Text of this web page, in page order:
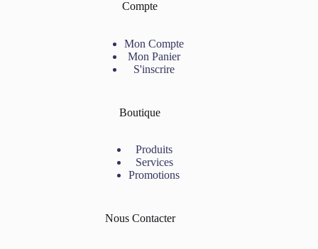
Compte
Mon Compte
Mon Panier
S'inscrire
Boutique
Produits
Services
Promotions
Nous Contacter